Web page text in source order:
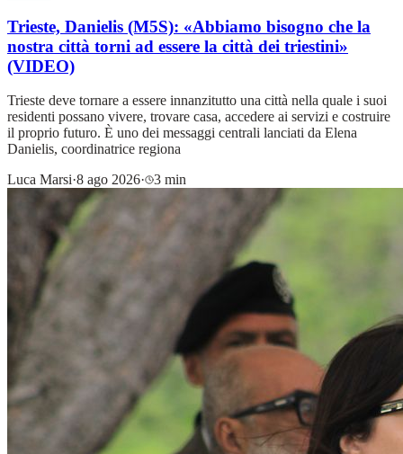
Trieste, Danielis (M5S): «Abbiamo bisogno che la
nostra città torni ad essere la città dei triestini»
(VIDEO)
Trieste deve tornare a essere innanzitutto una città nella quale i suoi
residenti possano vivere, trovare casa, accedere ai servizi e costruire
il proprio futuro. È uno dei messaggi centrali lanciati da Elena
Danielis, coordinatrice regiona
Luca Marsi·8 ago 2026· 3 min